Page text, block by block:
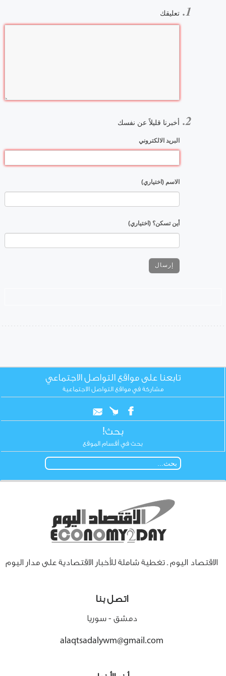
تعليقك
أخبرنا قليلاً عن نفسك
البريد الالكتروني
الاسم (اختياري)
أين تسكن؟ (اختياري)
تابعنا على مواقع التواصل الاجتماعي
مشاركة في مواقع التواصل الاجتماعية
بحث!
بحث في أقسام الموقع
الاقتصاد اليوم ـ تغطية شاملة للأخبار الاقتصادية على مدار اليوم
اتصل بنا
دمشق - سوريا
alaqtsadalywm@gmail.com